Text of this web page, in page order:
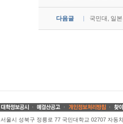
다음글 국민대, 일
서울시 성북구 정릉로 77 국민대학교 02707 자동